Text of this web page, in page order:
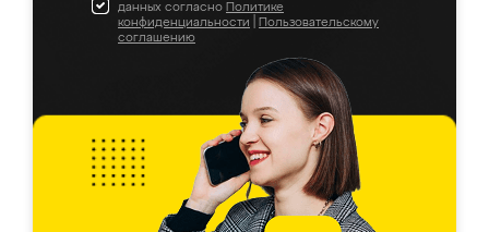
данных согласно Политике
конфиденциальности
Пользовательскому
соглашению